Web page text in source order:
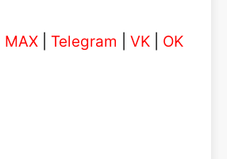
MAX Telegram VK OK